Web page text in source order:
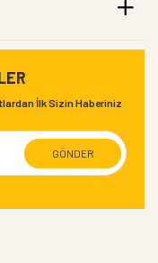
Ayrı
İlk Sizin Haberiniz
GÖNDER